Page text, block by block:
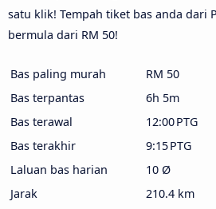
satu klik! Tempah tiket bas anda dari
bermula dari RM 50!
Bas paling murah
RM 50
Bas terpantas
6h 5m
Bas terawal
12:00 PTG
Bas terakhir
9:15 PTG
Laluan bas harian
10 Ø
Jarak
210.4 km